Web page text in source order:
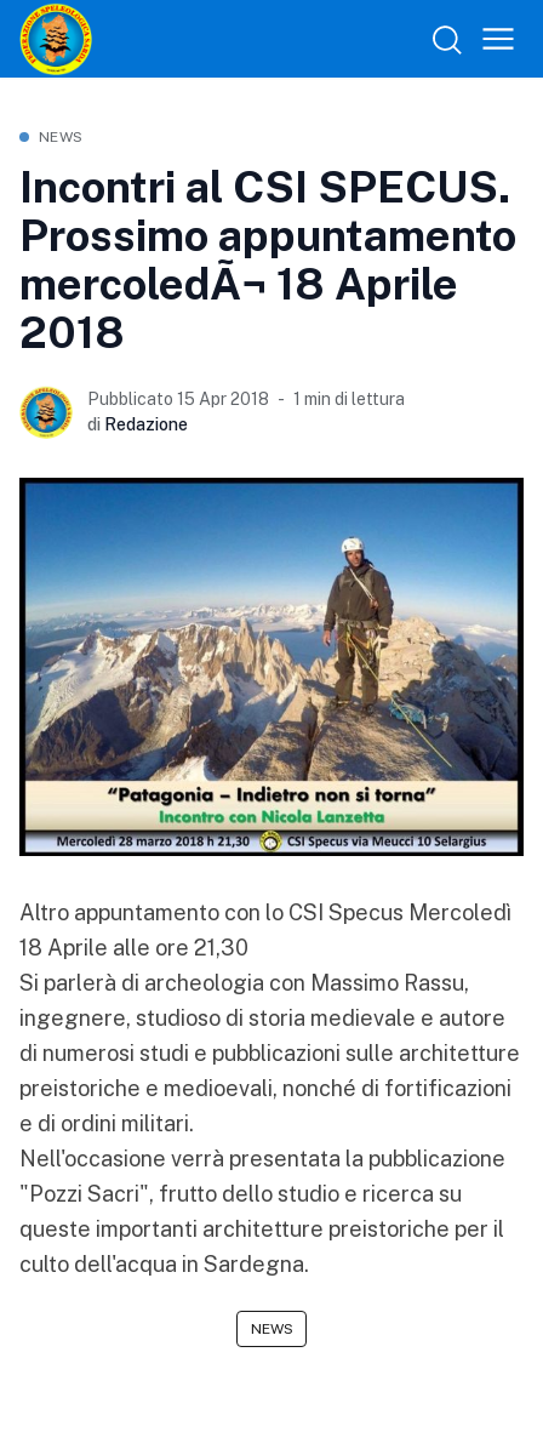
NEWS
Incontri al CSI SPECUS.
Prossimo appuntamento
mercoledÃ¬ 18 Aprile
2018
Pubblicato 15 Apr 2018
1 min di lettura
di Redazione
Altro appuntamento con lo CSI Specus Mercoledì
18 Aprile alle ore 21,30
Si parlerà di archeologia con Massimo Rassu,
ingegnere, studioso di storia medievale e autore
di numerosi studi e pubblicazioni sulle architetture
preistoriche e medioevali, nonché di fortificazioni
e di ordini militari.
Nell'occasione verrà presentata la pubblicazione
"Pozzi Sacri", frutto dello studio e ricerca su
queste importanti architetture preistoriche per il
culto dell'acqua in Sardegna.
NEWS